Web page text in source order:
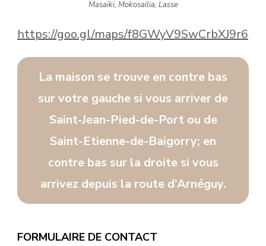
Masaiki, Mokosailia, Lasse
https://goo.gl/maps/f8GWyV9SwCrbXJ9r6
La maison se trouve en contre bas
sur votre gauche si vous arriver de
Saint-Jean-Pied-de-Port ou de
Saint-Etienne-de-Baigorry; en
contre bas sur la droite si vous
arrivez depuis la route d’Arnéguy.
FORMULAIRE DE CONTACT